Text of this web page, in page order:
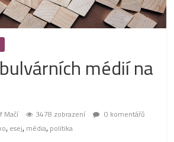
médií na
Mačí 3478 zobrazení
0 komentářů
, esej, média, politika